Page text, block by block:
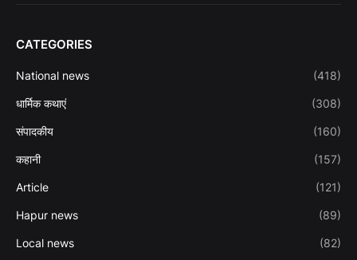
CATEGORIES
National news (418)
धार्मिक कथाएं (308)
संपादकीय (160)
कहानी (157)
Article (121)
Hapur news (89)
Local news (82)